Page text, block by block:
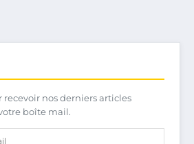
recevoir nos derniers articles
boîte mail.